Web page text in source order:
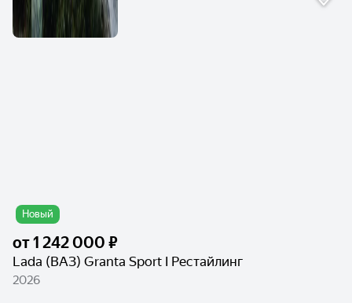
Новый
от1 242 000 ₽
Lada (ВАЗ) Granta Sport I Рестайлинг
2026